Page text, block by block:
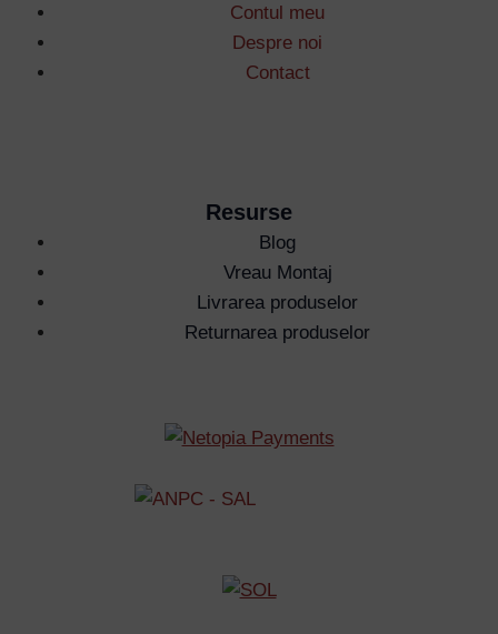
Contul meu
Despre noi
Contact
Resurse
Blog
Vreau Montaj
Livrarea produselor
Returnarea produselor
Lost your password?